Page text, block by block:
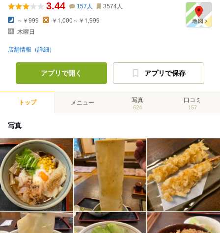
3.44 157 人 3574人
～￥999
￥1,000～￥1,999
木曜日
店舗情報（詳細）
アプリで開く アプリで保存
トップ メニュー 写真
624
口コミ
157
写真